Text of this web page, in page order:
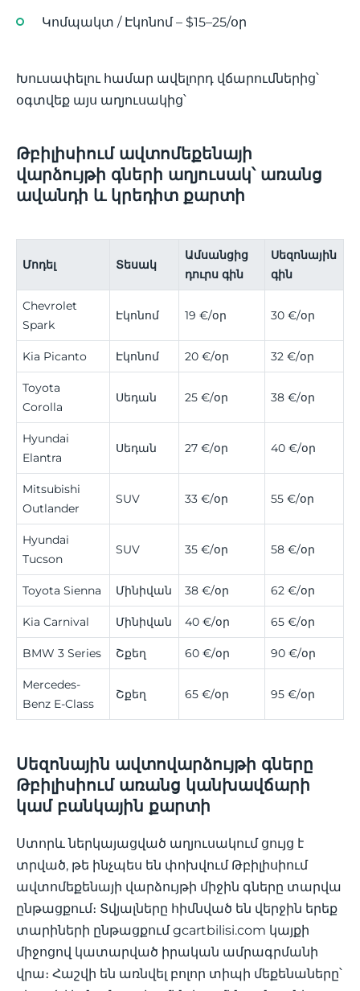
Կոմպակտ / Էկոնոմ – $15–25/օր
Խուսափելու համար ավելորդ վճարումներից՝
օգտվեք այս աղյուսակից՝
Թբիլիսիում ավտոմեքենայի
վարձույթի գների աղյուսակ՝ առանց
ավանդի և կրեդիտ քարտի
Մոդել Տեսակ
Ամսանցից
դուրս գին
Սեզոնային
գին
Chevrolet
Spark
Էկոնոմ 19 €/օր 30 €/օր
Kia Picanto Էկոնոմ 20 €/օր 32 €/օր
Toyota
Corolla
Սեդան 25 €/օր 38 €/օր
Hyundai
Elantra
Սեդան 27 €/օր 40 €/օր
Mitsubishi
Outlander
SUV 33 €/օր 55 €/օր
Hyundai
Tucson
SUV 35 €/օր 58 €/օր
Toyota Sienna Մինիվան 38 €/օր 62 €/օր
Kia Carnival Մինիվան 40 €/օր 65 €/օր
BMW 3 Series Շքեղ 60 €/օր 90 €/օր
Mercedes-
Benz E-Class
Շքեղ 65 €/օր 95 €/օր
Սեզոնային ավտովարձույթի գները
Թբիլիսիում առանց կանխավճարի
կամ բանկային քարտի
Ստորև ներկայացված աղյուսակում ցույց է
տրված, թե ինչպես են փոխվում Թբիլիսիում
ավտոմեքենայի վարձույթի միջին գները տարվա
ընթացքում։ Տվյալները հիմնված են վերջին երեք
տարիների ընթացքում gcartbilisi.com կայքի
միջոցով կատարված իրական ամրագրմանի
վրա։ Հաշվի են առնվել բոլոր տիպի մեքենաները՝